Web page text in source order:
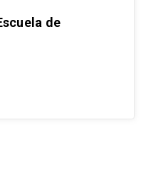
de